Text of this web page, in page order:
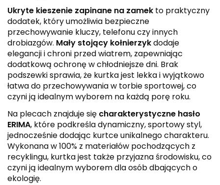
Ukryte kieszenie zapinane na zamek to praktyczny
dodatek, który umożliwia bezpieczne
przechowywanie kluczy, telefonu czy innych
drobiazgów. Mały stojący kołnierzykdodaje
elegancji i chroni przed wiatrem, zapewniając
dodatkową ochronę w chłodniejsze dni. Brak
podszewki sprawia, że kurtka jest lekka i wyjątkowo
łatwa do przechowywania w torbie sportowej, co
czyni ją idealnym wyborem na każdą porę roku.
Na plecach znajduje się charakterystyczne hasło
ERIMA, które podkreśla dynamiczny, sportowy styl,
jednocześnie dodając kurtce unikalnego charakteru.
Wykonana w 100% z materiałów pochodzących z
recyklingu, kurtka jest także przyjazna środowisku, co
czyni ją idealnym wyborem dla osób dbających o
ekologię.